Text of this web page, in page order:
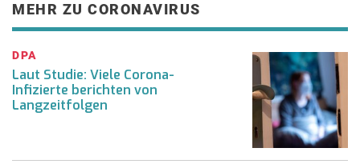
MEHR ZU CORONAVIRUS
DPA
Laut Studie: Viele Corona-
Infizierte berichten von
Langzeitfolgen